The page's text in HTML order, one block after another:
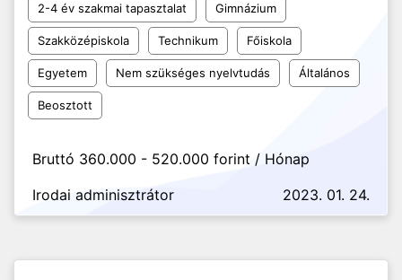
2-4 év szakmai tapasztalat Gimnázium
Szakközépiskola Technikum Főiskola
Egyetem Nem szükséges nyelvtudás Általános
Beosztott
Bruttó 360.000 - 520.000 forint / Hónap
Irodai adminisztrátor
2023. 01. 24.